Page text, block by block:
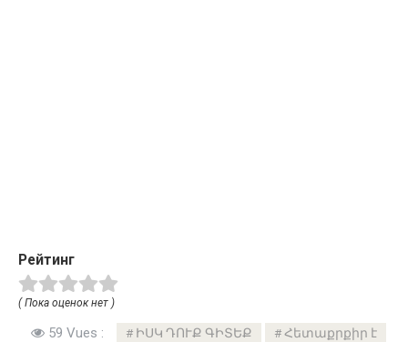
Рейтинг
( Пока оценок нет )
59 Vues : ԻՍԿ ԴՈՒՔ ԳԻՏԵՔ
Հետաքրքիր է